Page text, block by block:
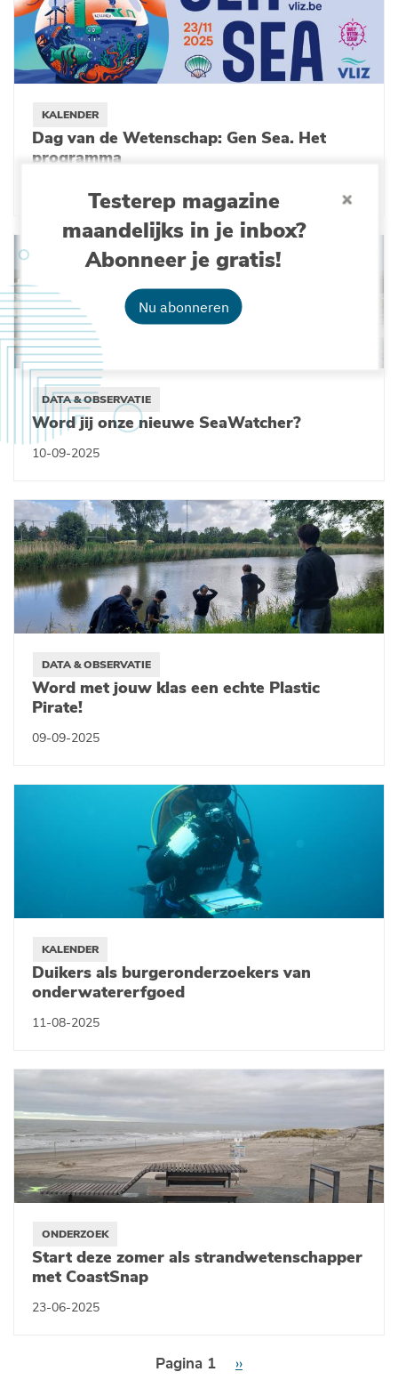
Testerep magazine
maandelijks in je inbox?
Abonneer je gratis!
Nu abonneren
KALENDER
Dag van de Wetenschap: Gen Sea. Het
programma
DATA & OBSERVATIE
Word jij onze nieuwe SeaWatcher?
10-09-2025
DATA & OBSERVATIE
Word met jouw klas een echte Plastic
Pirate!
09-09-2025
KALENDER
Duikers als burgeronderzoekers van
onderwatererfgoed
11-08-2025
ONDERZOEK
Start deze zomer als strandwetenschapper
met CoastSnap
23-06-2025
Pagina 1
Volgende
››